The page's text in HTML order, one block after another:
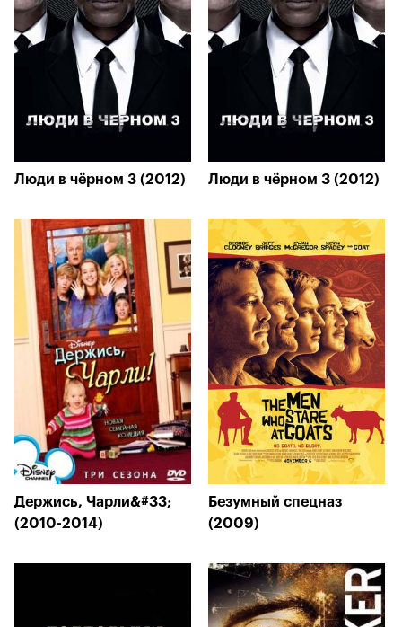
Люди в чёрном 3 (2012) Люди в чёрном 3 (2012)
Держись, Чарли&#33;
(2010-2014)
Безумный спецназ
(2009)